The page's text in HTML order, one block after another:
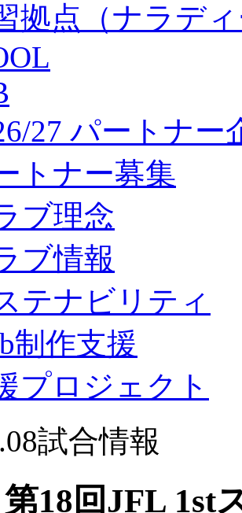
拠点（ナラデ
27 パートナー
トナー募集
ブ理念
ブ情報
テナビリティ
制作支援
プロジェクト
試合情報
18回JFL 1st